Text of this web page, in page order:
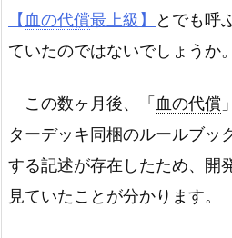
【 血の代償最上級】
とでも呼
ていたのではないでしょうか。
この数ヶ月後、「 血の代償
ターデッキ同梱のルールブッ
する記述が存在したため、開
見ていたことが分かります。